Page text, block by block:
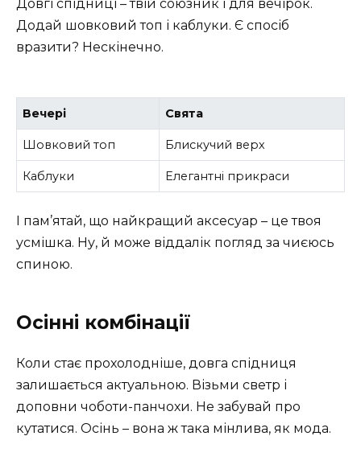
Довгі спідниці – твій союзник і для вечірок.
Додай шовковий топ і каблуки. Є спосіб
вразити? Нескінечно.
Вечері Свята
Шовковий топ Блискучий верх
Каблуки Елегантні прикраси
І пам’ятай, що найкращий аксесуар – це твоя
усмішка. Ну, й може віддалік погляд за чиєюсь
спиною.
Осінні комбінації
Коли стає прохолодніше, довга спідниця
залишається актуальною. Візьми светр і
доповни чоботи-панчохи. Не забувай про
кутатися. Осінь – вона ж така мінлива, як мода.